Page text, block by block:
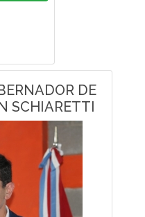
DE
SCHIARETTI